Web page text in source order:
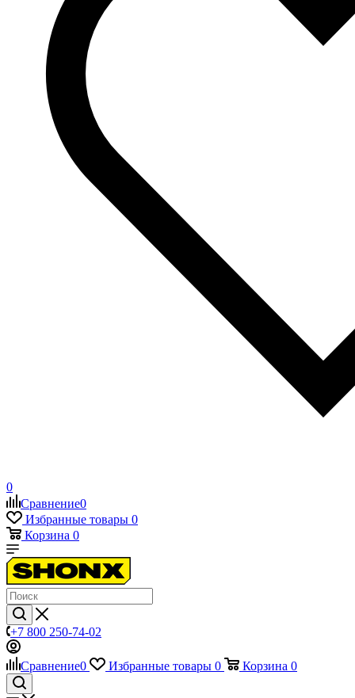
0
Сравнение0
Избранные товары 0
Корзина 0
+7 800 250-74-02
Сравнение0 Избранные товары 0 Корзина 0